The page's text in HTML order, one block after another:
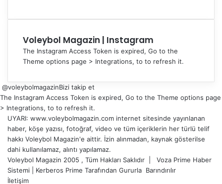
Voleybol Magazin | Instagram
The Instagram Access Token is expired, Go to the
Theme options page > Integrations, to to refresh it.
@voleybolmagazinBizi takip et
The Instagram Access Token is expired, Go to the Theme options page
> Integrations, to to refresh it.
UYARI: www.voleybolmagazin.com internet sitesinde yayınlanan
haber, köşe yazısı, fotoğraf, video ve tüm içeriklerin her türlü telif
hakkı Voleybol Magazin'e aittir. İzin alınmadan, kaynak gösterilse
dahi kullanılamaz, alıntı yapılamaz.
Voleybol Magazin 2005 , Tüm Hakları Saklıdır | Voza Prime Haber
Sistemi
Kerberos Prime Tarafından Gururla Barındırılır
İletişim